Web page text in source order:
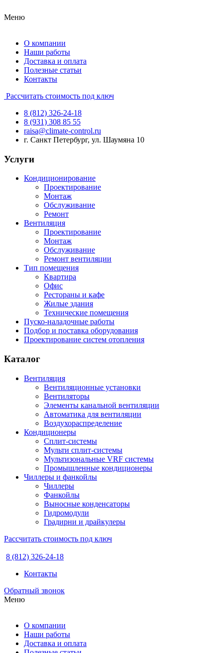
Меню
О компании
Наши работы
Доставка и оплата
Полезные статьи
Контакты
Рассчитать стоимость под ключ
8 (812) 326-24-18
8 (931) 308 85 55
raisa@climate-control.ru
г. Санкт Петербург, ул. Шаумяна 10
Услуги
Кондиционирование
Проектирование
Монтаж
Обслуживание
Ремонт
Вентиляция
Проектирование
Монтаж
Обслуживание
Ремонт вентиляции
Тип помещения
Квартира
Офис
Рестораны и кафе
Жилые здания
Технические помещения
Пуско-наладочные работы
Подбор и поставка оборудования
Проектирование систем отопления
Каталог
Вентиляция
Вентиляционные установки
Вентиляторы
Элементы канальной вентиляции
Автоматика для вентиляции
Воздухораспределение
Кондиционеры
Сплит-системы
Мульти сплит-системы
Мультизональные VRF системы
Промышленные кондиционеры
Чиллеры и фанкойлы
Чиллеры
Фанкойлы
Выносные конденсаторы
Гидромодули
Градирни и драйкулеры
Рассчитать стоимость под ключ
8 (812) 326-24-18
Контакты
Обратный звонок
Меню
О компании
Наши работы
Доставка и оплата